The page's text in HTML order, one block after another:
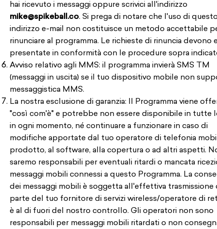
hai ricevuto i messaggi oppure scrivici all'indirizzo
mike@spikeball.co. Si prega di notare che l'uso di
indirizzo e-mail non costituisce un metodo accettabile
rinunciare al programma. Le richieste di rinuncia devono
presentate in conformità con le procedure sopra
Avviso relativo agli MMS: il programma invierà SMS TM
(messaggi in uscita) se il tuo dispositivo mobile non
messaggistica MMS.
La nostra esclusione di garanzia: Il Programma viene
"così com'è" e potrebbe non essere disponibile in tutte
in ogni momento, né continuare a funzionare in caso di
modifiche apportate dal tuo operatore di telefonia
prodotto, al software, alla copertura o ad altri aspetti.
saremo responsabili per eventuali ritardi o mancata
messaggi mobili connessi a questo Programma. La
dei messaggi mobili è soggetta all'effettiva trasmissione
parte del tuo fornitore di servizi wireless/operatore di
è al di fuori del nostro controllo. Gli operatori non sono
responsabili per messaggi mobili ritardati o non